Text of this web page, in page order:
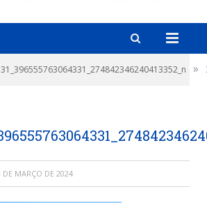
»
DE MARÇO DE 2024